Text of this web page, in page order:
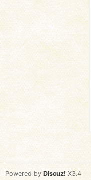
Powered by Discuz! X3.4